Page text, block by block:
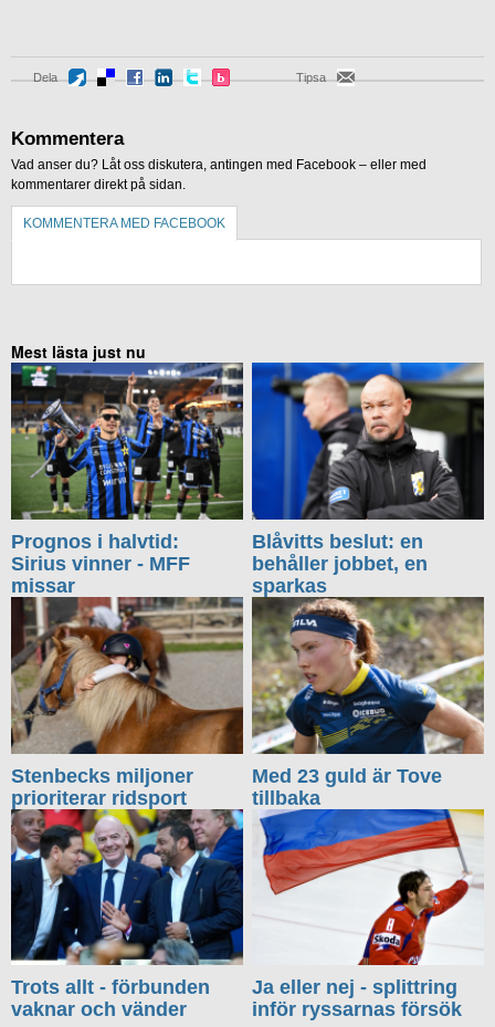
Dela Tipsa
Kommentera
Vad anser du? Låt oss diskutera, antingen med Facebook – eller med
kommentarer direkt på sidan.
KOMMENTERA MED FACEBOOK
Mest lästa just nu
Prognos i halvtid:
Sirius vinner - MFF
missar
Blåvitts beslut: en
behåller jobbet, en
sparkas
Stenbecks miljoner
prioriterar ridsport
Med 23 guld är Tove
tillbaka
Trots allt - förbunden
vaknar och vänder
Ja eller nej - splittring
inför ryssarnas försök